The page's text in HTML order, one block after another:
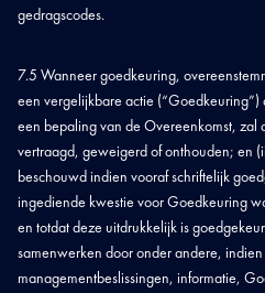
gedragscodes.
7.5 Wanneer goedkeuring,
een vergelijkbare actie (“Goedkeuring”)
een bepaling van de Overeenkomst, zal
vertraagd, geweigerd of onthouden; en
beschouwd indien vooraf schriftelijk
ingediende kwestie voor Goedkeuring
en totdat deze uitdrukkelijk is
samenwerken door onder andere,
managementbeslissingen, informatie,